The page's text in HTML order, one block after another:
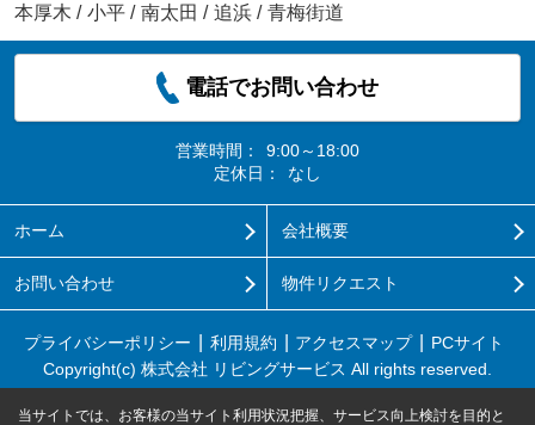
本厚木 / 小平 / 南太田 / 追浜 / 青梅街道
電話でお問い合わせ
営業時間：
9:00～18:00
定休日：
なし
ホーム 会社概要
お問い合わせ 物件リクエスト
プライバシーポリシー 利用規約 アクセスマップ
PCサイト
Copyright(c) 株式会社 リビングサービス All rights reserved.
当サイトでは、お客様の当サイト利用状況把握、サービス向上検討を目的と